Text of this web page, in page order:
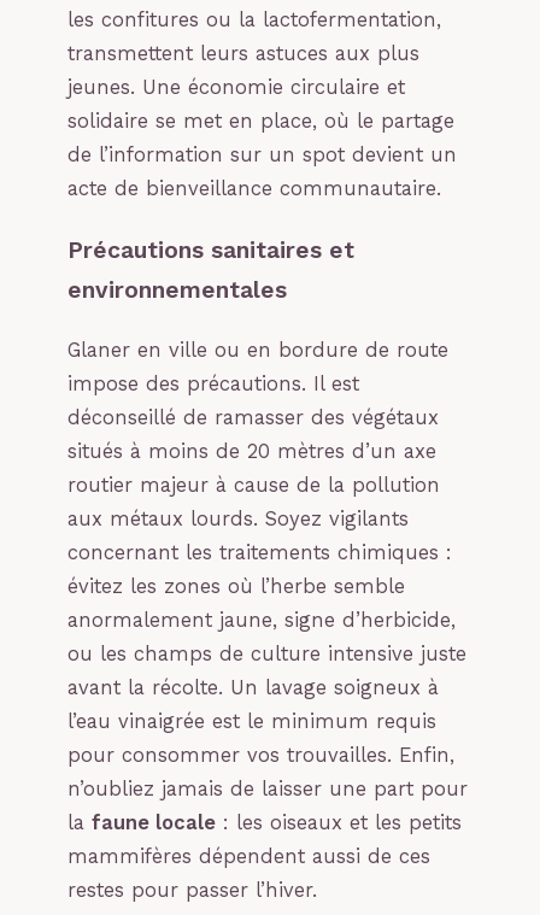
les confitures ou la lactofermentation,
transmettent leurs astuces aux plus
jeunes. Une économie circulaire et
solidaire se met en place, où le partage
de l’information sur un spot devient un
acte de bienveillance communautaire.
Précautions sanitaires et
environnementales
Glaner en ville ou en bordure de route
impose des précautions. Il est
déconseillé de ramasser des végétaux
situés à moins de 20 mètres d’un axe
routier majeur à cause de la pollution
aux métaux lourds. Soyez vigilants
concernant les traitements chimiques :
évitez les zones où l’herbe semble
anormalement jaune, signe d’herbicide,
ou les champs de culture intensive juste
avant la récolte. Un lavage soigneux à
l’eau vinaigrée est le minimum requis
pour consommer vos trouvailles. Enfin,
n’oubliez jamais de laisser une part pour
la faune locale : les oiseaux et les petits
mammifères dépendent aussi de ces
restes pour passer l’hiver.